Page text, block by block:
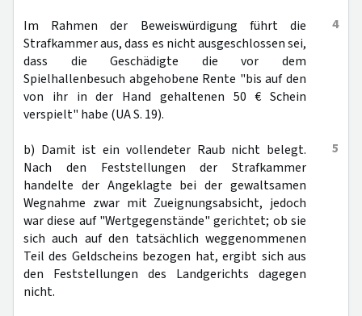
4
Im Rahmen der Beweiswürdigung führt die
Strafkammer aus, dass es nicht ausgeschlossen sei,
dass die Geschädigte die vor dem
Spielhallenbesuch abgehobene Rente "bis auf den
von ihr in der Hand gehaltenen 50 € Schein
verspielt" habe (UA S. 19).
5
b) Damit ist ein vollendeter Raub nicht belegt.
Nach den Feststellungen der Strafkammer
handelte der Angeklagte bei der gewaltsamen
Wegnahme zwar mit Zueignungsabsicht, jedoch
war diese auf "Wertgegenstände" gerichtet; ob sie
sich auch auf den tatsächlich weggenommenen
Teil des Geldscheins bezogen hat, ergibt sich aus
den Feststellungen des Landgerichts dagegen
nicht.